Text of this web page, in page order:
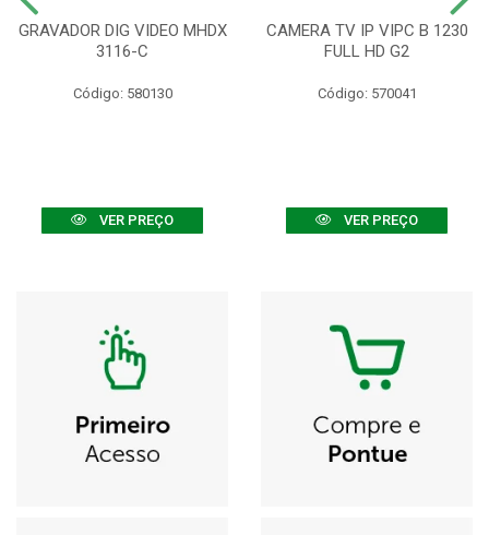
GRAVADOR DIG VIDEO MHDX
3116-C
Código: 580130
VER PREÇO
CAMERA TV IP VIPC B 1230
FULL HD G2
Código: 570041
VER PREÇO